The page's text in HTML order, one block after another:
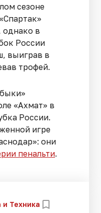
сезоне
в
России
выиграв в
трофей.
«Ахмат» в
России.
игре
они
пенальти.
и Техника